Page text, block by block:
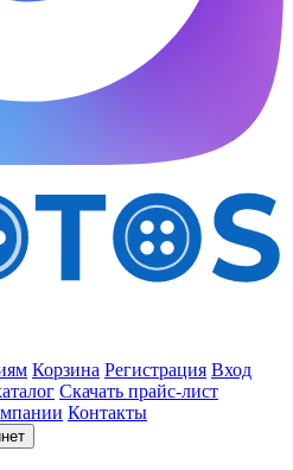
Корзина Регистрация Вход
Скачать прайс-лист
Контакты